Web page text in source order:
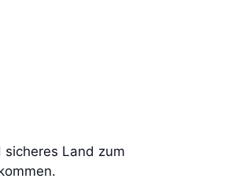
Land zum